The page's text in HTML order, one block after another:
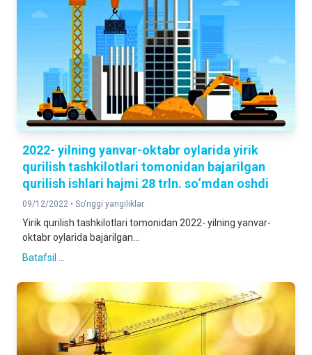
2022- yilning yanvar-oktabr oylarida yirik
qurilish tashkilotlari tomonidan bajarilgan
qurilish ishlari hajmi 28 trln. so‘mdan oshdi
09/12/2022 • So'nggi yangiliklar
Yirik qurilish tashkilotlari tomonidan 2022- yilning yanvar-
oktabr oylarida bajarilgan...
Batafsil ...